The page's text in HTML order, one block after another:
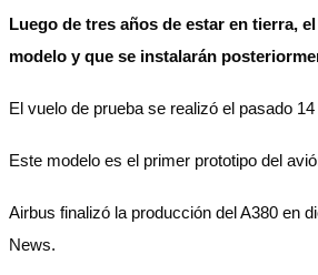
Luego de tres años de estar en tierra,
modelo y que se instalarán
El vuelo de prueba se realizó el pasado
Este modelo es el primer prototipo del
Airbus finalizó la producción del A380 en
News.